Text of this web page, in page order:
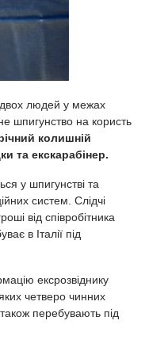
людей у межах
шпигунство на користь
колишній
та екскарабінер.
у шпигунстві та
систем. Слідчі
від співробітника
в Італії під
ексрозвіднику
четверо чинних
перебувають під